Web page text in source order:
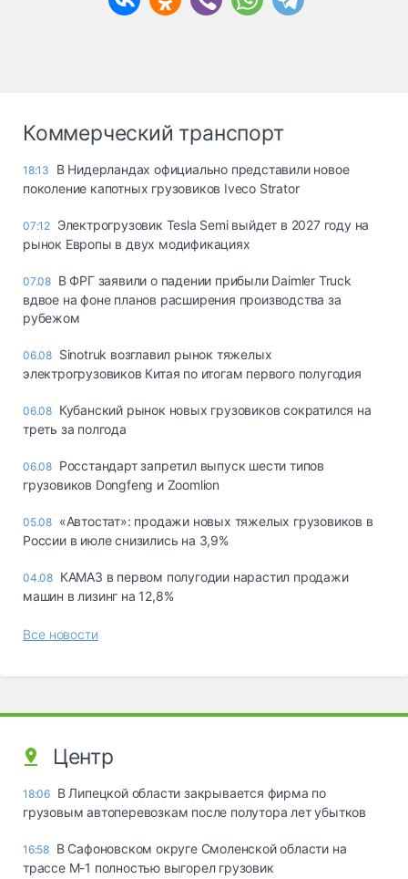
Коммерческий транспорт
18:13
В Нидерландах официально представили новое
поколение капотных грузовиков Iveco Strator
07:12 Электрогрузовик Tesla Semi выйдет в 2027 году на
рынок Европы в двух модификациях
07.08 В ФРГ заявили о падении прибыли Daimler Truck
вдвое на фоне планов расширения производства за
рубежом
06.08 Sinotruk возглавил рынок тяжелых
электрогрузовиков Китая по итогам первого полугодия
06.08 Кубанский рынок новых грузовиков сократился на
треть за полгода
06.08 Росстандарт запретил выпуск шести типов
грузовиков Dongfeng и Zoomlion
05.08 «Автостат»: продажи новых тяжелых грузовиков в
России в июле снизились на 3,9%
04.08 КАМАЗ в первом полугодии нарастил продажи
машин в лизинг на 12,8%
Все новости
Центр
18:06 В Липецкой области закрывается фирма по
грузовым автоперевозкам после полутора лет убытков
16:58 В Сафоновском округе Смоленской области на
трассе М-1 полностью выгорел грузовик